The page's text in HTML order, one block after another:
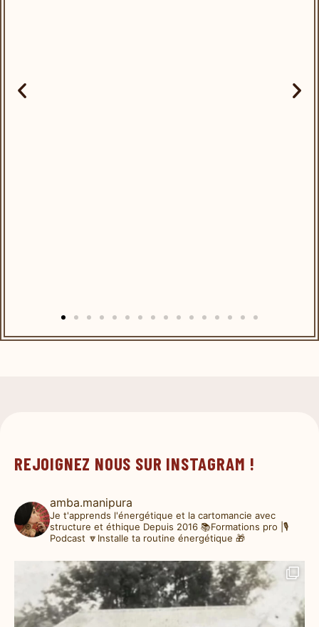
REJOIGNEZ NOUS SUR INSTAGRAM !
amba.manipura
Je t'apprends l'énergétique et la cartomancie avec
structure et éthique Depuis 2016 📚Formations pro |🎙️
Podcast 🔽Installe ta routine énergétique 🎁